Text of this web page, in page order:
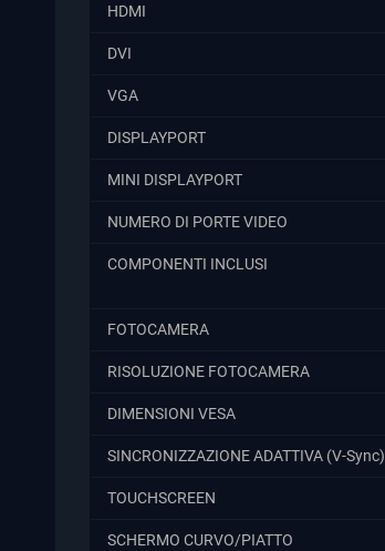
HDMI
DVI
VGA
DISPLAYPORT
MINI DISPLAYPORT
NUMERO DI PORTE VIDEO
COMPONENTI INCLUSI
FOTOCAMERA
RISOLUZIONE FOTOCAMERA
DIMENSIONI VESA
SINCRONIZZAZIONE ADATTIVA (V-Sync)
TOUCHSCREEN
SCHERMO CURVO/PIATTO